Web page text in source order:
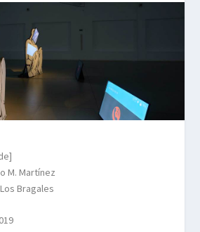
M. Martínez
Bragales